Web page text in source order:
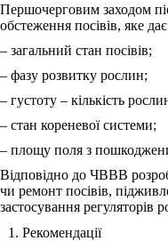
Першочерговим заходом
обстеження посівів, яке
‒ загальний стан посівів;
‒ фазу розвитку рослин;
‒ густоту – кількість
‒ стан кореневої системи;
‒ площу поля з
Відповідно до ЧВВВ
чи ремонт посівів,
застосування регуляторів
Рекомендації